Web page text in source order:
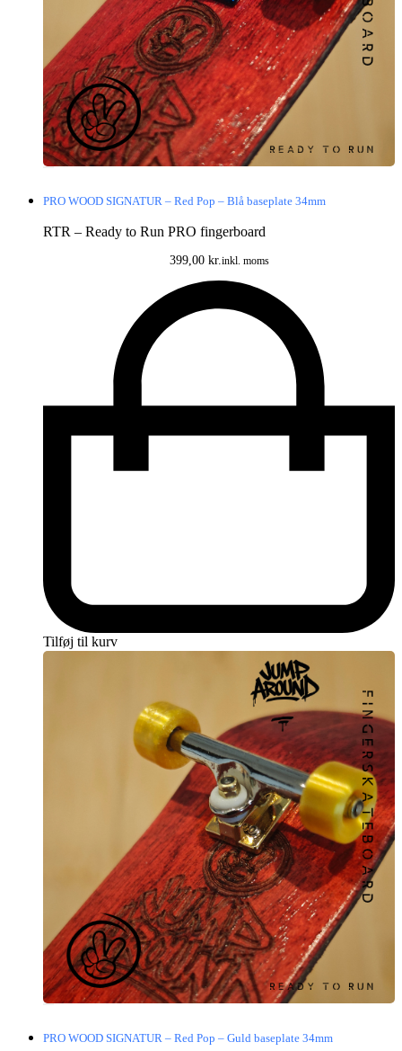
PRO WOOD SIGNATUR – Red Pop – Blå baseplate 34mm
RTR – Ready to Run PRO fingerboard
399,00 kr.inkl. moms
Tilføj til kurv
PRO WOOD SIGNATUR – Red Pop – Guld baseplate 34mm